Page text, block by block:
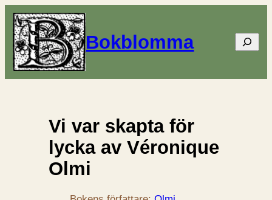
Bokblomma Sök
Vi var skapta för
lycka av Véronique
Olmi